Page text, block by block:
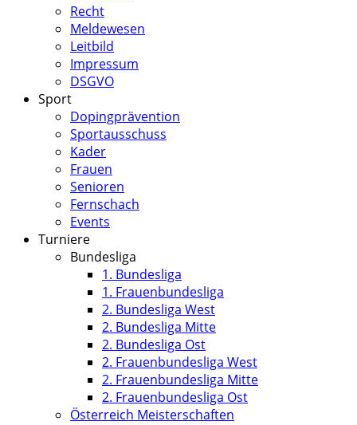
Recht
Meldewesen
Leitbild
Impressum
DSGVO
Sport
Dopingprävention
Sportausschuss
Kader
Frauen
Senioren
Fernschach
Events
Turniere
Bundesliga
1. Bundesliga
1. Frauenbundesliga
2. Bundesliga West
2. Bundesliga Mitte
2. Bundesliga Ost
2. Frauenbundesliga West
2. Frauenbundesliga Mitte
2. Frauenbundesliga Ost
Österreich Meisterschaften